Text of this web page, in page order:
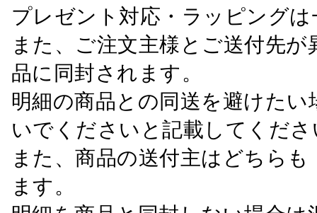
プレゼント対応・ラッピング
また、ご注文主様とご送付先
品に同封されます。
明細の商品との同送を避けた
いでくださいと記載してくださ
また、商品の送付主はどちら
ます。